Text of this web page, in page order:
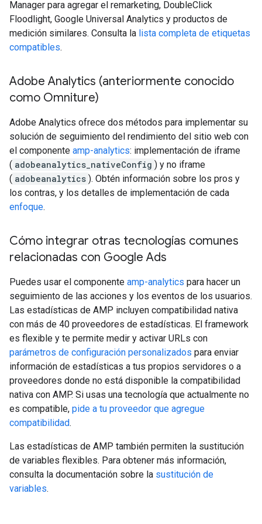
Manager para agregar el remarketing, DoubleClick
Floodlight, Google Universal Analytics y productos de
medición similares. Consulta la lista completa de etiquetas
compatibles.
Adobe Analytics (anteriormente conocido
como Omniture)
Adobe Analytics ofrece dos métodos para implementar su
solución de seguimiento del rendimiento del sitio web con
el componente amp-analytics: implementación de iframe
( adobeanalytics_nativeConfig ) y no iframe
( adobeanalytics ). Obtén información sobre los pros y
los contras, y los detalles de implementación de cada
enfoque.
Cómo integrar otras tecnologías comunes
relacionadas con Google Ads
Puedes usar el componente amp-analytics para hacer un
seguimiento de las acciones y los eventos de los usuarios.
Las estadísticas de AMP incluyen compatibilidad nativa
con más de 40 proveedores de estadísticas. El framework
es flexible y te permite medir y activar URLs con
parámetros de configuración personalizados para enviar
información de estadísticas a tus propios servidores o a
proveedores donde no está disponible la compatibilidad
nativa con AMP. Si usas una tecnología que actualmente no
es compatible, pide a tu proveedor que agregue
compatibilidad.
Las estadísticas de AMP también permiten la sustitución
de variables flexibles. Para obtener más información,
consulta la documentación sobre la sustitución de
variables.